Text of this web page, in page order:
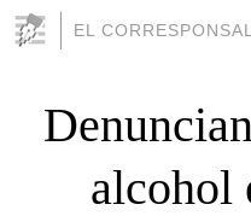
EL CORRESPONSAL
alcohol